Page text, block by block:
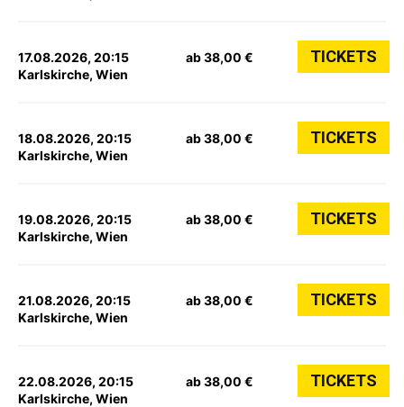
17.08.2026, 20:15
Karlskirche, Wien
ab 38,00 € TICKETS
18.08.2026, 20:15
Karlskirche, Wien
ab 38,00 € TICKETS
19.08.2026, 20:15
Karlskirche, Wien
ab 38,00 € TICKETS
21.08.2026, 20:15
Karlskirche, Wien
ab 38,00 € TICKETS
22.08.2026, 20:15
Karlskirche, Wien
ab 38,00 € TICKETS